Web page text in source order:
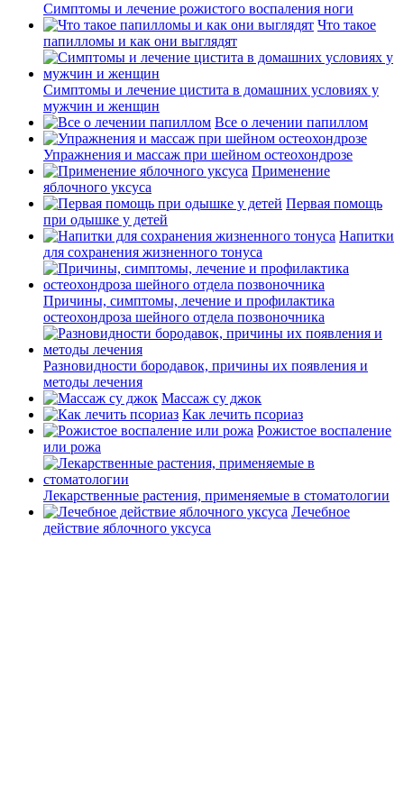
Симптомы и лечение рожистого воспаления ноги
Что такое
папилломы и как они выглядят
Симптомы и лечение цистита в домашних условиях у
мужчин и женщин
Все о лечении папиллом
Упражнения и массаж при шейном остеохондрозе
Применение
яблочного уксуса
Первая помощь
при одышке у детей
Напитки
для сохранения жизненного тонуса
Причины, симптомы, лечение и профилактика
остеохондроза шейного отдела позвоночника
Разновидности бородавок, причины их появления и
методы лечения
Массаж су джок
Как лечить псориаз
Рожистое воспаление
или рожа
Лекарственные растения, применяемые в стоматологии
Лечебное
действие яблочного уксуса